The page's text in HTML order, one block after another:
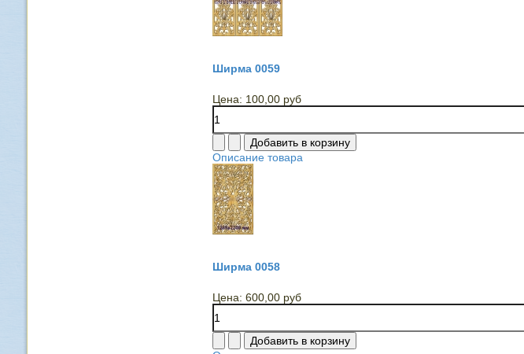
Ширма 0059
Цена: 100,00 руб
Описание товара
Ширма 0058
Цена: 600,00 руб